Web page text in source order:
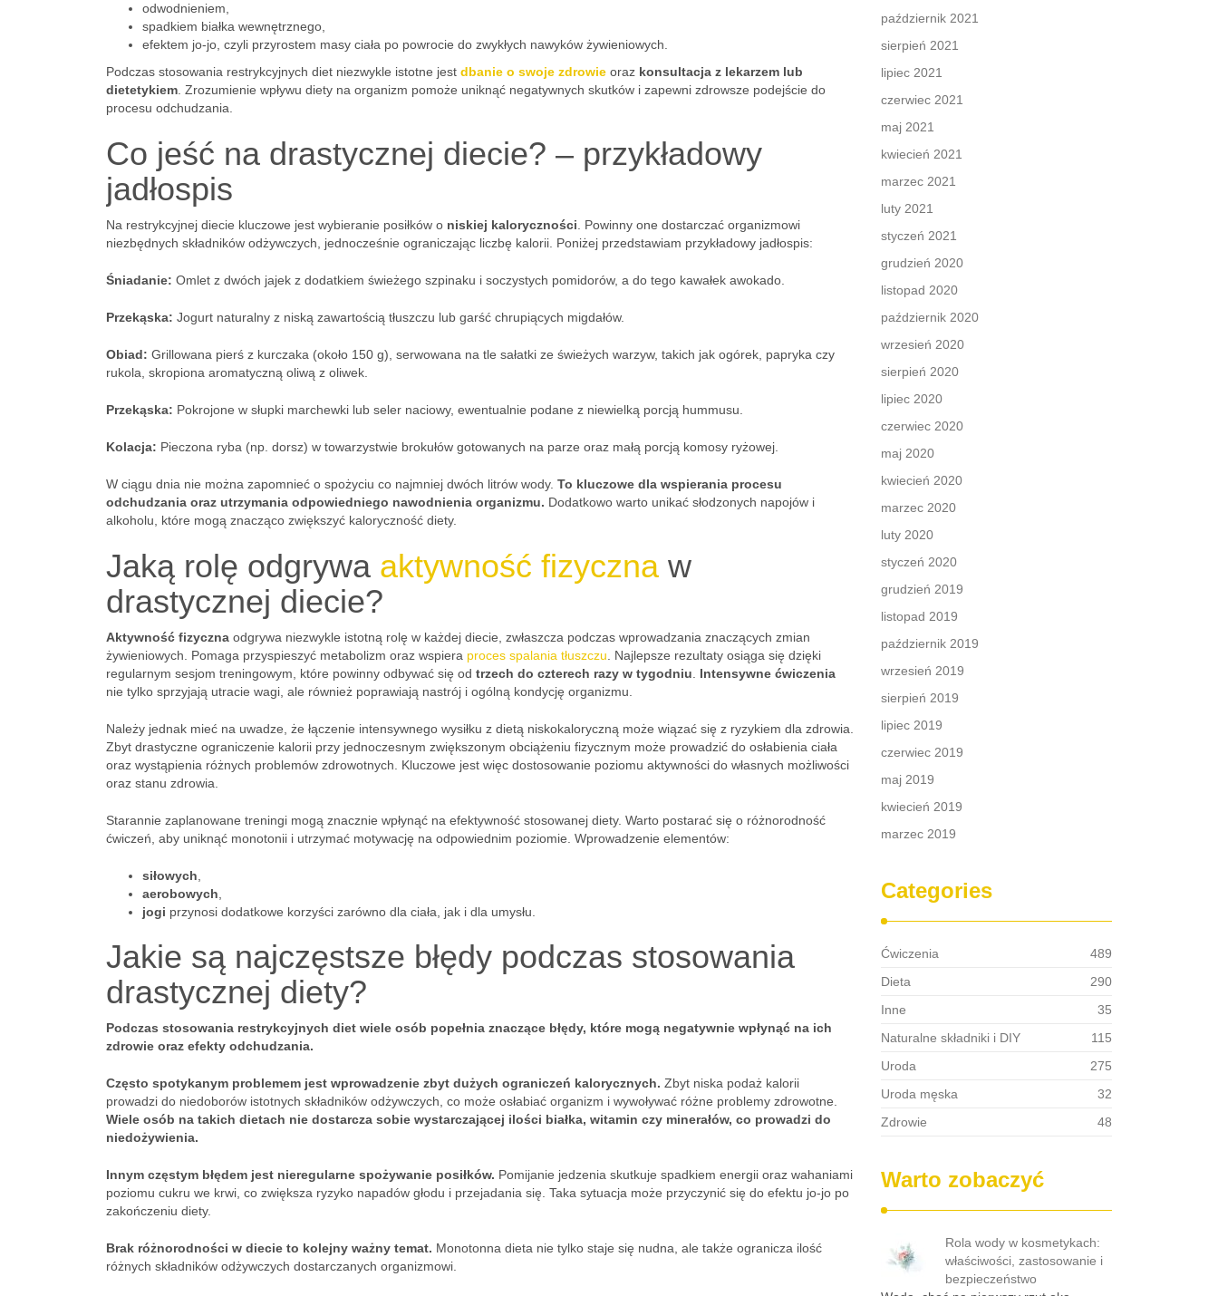
odwodnieniem,
spadkiem białka wewnętrznego,
efektem jo-jo, czyli przyrostem masy ciała po powrocie do zwykłych nawyków żywieniowych.
Podczas stosowania restrykcyjnych diet niezwykle istotne jest dbanie o swoje zdrowie oraz konsultacja z lekarzem lub
dietetykiem . Zrozumienie wpływu diety na organizm pomoże uniknąć negatywnych skutków i zapewni zdrowsze podejście do
procesu odchudzania.
Co jeść na drastycznej diecie? – przykładowy
jadłospis
Na restrykcyjnej diecie kluczowe jest wybieranie posiłków o niskiej kaloryczności . Powinny one dostarczać organizmowi
niezbędnych składników odżywczych, jednocześnie ograniczając liczbę kalorii. Poniżej przedstawiam przykładowy jadłospis:
Śniadanie: Omlet z dwóch jajek z dodatkiem świeżego szpinaku i soczystych pomidorów, a do tego kawałek awokado.
Przekąska: Jogurt naturalny z niską zawartością tłuszczu lub garść chrupiących migdałów.
Obiad: Grillowana pierś z kurczaka (około 150 g), serwowana na tle sałatki ze świeżych warzyw, takich jak ogórek, papryka czy
rukola, skropiona aromatyczną oliwą z oliwek.
Przekąska: Pokrojone w słupki marchewki lub seler naciowy, ewentualnie podane z niewielką porcją hummusu.
Kolacja: Pieczona ryba (np. dorsz) w towarzystwie brokułów gotowanych na parze oraz małą porcją komosy ryżowej.
W ciągu dnia nie można zapomnieć o spożyciu co najmniej dwóch litrów wody. To kluczowe dla wspierania procesu
odchudzania oraz utrzymania odpowiedniego nawodnienia organizmu. Dodatkowo warto unikać słodzonych napojów i
alkoholu, które mogą znacząco zwiększyć kaloryczność diety.
Jaką rolę odgrywa aktywność fizyczna w
drastycznej diecie?
Aktywność fizyczna odgrywa niezwykle istotną rolę w każdej diecie, zwłaszcza podczas wprowadzania znaczących zmian
żywieniowych. Pomaga przyspieszyć metabolizm oraz wspiera proces spalania tłuszczu . Najlepsze rezultaty osiąga się dzięki
regularnym sesjom treningowym, które powinny odbywać się od trzech do czterech razy w tygodniu
Intensywne ćwiczenia
nie tylko sprzyjają utracie wagi, ale również poprawiają nastrój i ogólną kondycję organizmu.
Należy jednak mieć na uwadze, że łączenie intensywnego wysiłku z dietą niskokaloryczną może wiązać się z ryzykiem dla zdrowia.
Zbyt drastyczne ograniczenie kalorii przy jednoczesnym zwiększonym obciążeniu fizycznym może prowadzić do osłabienia ciała
oraz wystąpienia różnych problemów zdrowotnych. Kluczowe jest więc dostosowanie poziomu aktywności do własnych możliwości
oraz stanu zdrowia.
Starannie zaplanowane treningi mogą znacznie wpłynąć na efektywność stosowanej diety. Warto postarać się o różnorodność
ćwiczeń, aby uniknąć monotonii i utrzymać motywację na odpowiednim poziomie. Wprowadzenie elementów:
siłowych
aerobowych
jogi przynosi dodatkowe korzyści zarówno dla ciała, jak i dla umysłu.
Jakie są najczęstsze błędy podczas stosowania
drastycznej diety?
Podczas stosowania restrykcyjnych diet wiele osób popełnia znaczące błędy, które mogą negatywnie wpłynąć na ich
zdrowie oraz efekty odchudzania.
Często spotykanym problemem jest wprowadzenie zbyt dużych ograniczeń kalorycznych. Zbyt niska podaż kalorii
prowadzi do niedoborów istotnych składników odżywczych, co może osłabiać organizm i wywoływać różne problemy zdrowotne.
Wiele osób na takich dietach nie dostarcza sobie wystarczającej ilości białka, witamin czy minerałów, co prowadzi do
niedożywienia.
Innym częstym błędem jest nieregularne spożywanie posiłków. Pomijanie jedzenia skutkuje spadkiem energii oraz wahaniami
poziomu cukru we krwi, co zwiększa ryzyko napadów głodu i przejadania się. Taka sytuacja może przyczynić się do efektu jo-jo po
zakończeniu diety.
Brak różnorodności w diecie to kolejny ważny temat. Monotonna dieta nie tylko staje się nudna, ale także ogranicza ilość
różnych składników odżywczych dostarczanych organizmowi.
październik 2021
sierpień 2021
lipiec 2021
czerwiec 2021
maj 2021
kwiecień 2021
marzec 2021
luty 2021
styczeń 2021
grudzień 2020
listopad 2020
październik 2020
wrzesień 2020
sierpień 2020
lipiec 2020
czerwiec 2020
maj 2020
kwiecień 2020
marzec 2020
luty 2020
styczeń 2020
grudzień 2019
listopad 2019
październik 2019
wrzesień 2019
sierpień 2019
lipiec 2019
czerwiec 2019
maj 2019
kwiecień 2019
marzec 2019
Categories
Ćwiczenia
489
Dieta
290
Inne
35
Naturalne składniki i DIY
115
Uroda
275
Uroda męska
32
Zdrowie
48
Warto zobaczyć
Rola wody w kosmetykach:
właściwości, zastosowanie i
bezpieczeństwo